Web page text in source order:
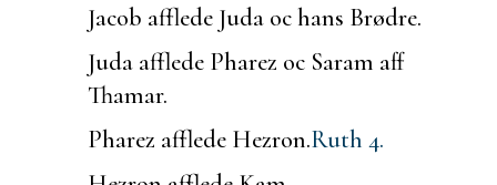
Jacob afflede Juda oc hans Brødre.
Juda afflede Pharez oc Saram aff
Thamar.
Pharez afflede Hezron.Ruth 4.